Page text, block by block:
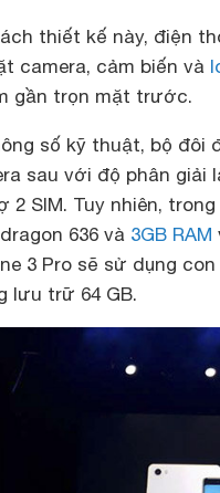
thiết kế này, điện
camera, cảm biến và
gần trọn mặt trước.
số kỹ thuật, bộ đôi
sau với độ phân giải
2 SIM. Tuy nhiên,
636 và 3GB RAM
3 Pro sẽ sử dụng
lưu trữ 64 GB.